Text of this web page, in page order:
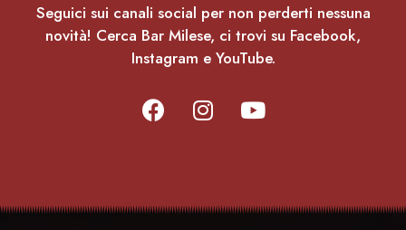
Seguici sui canali social per non perderti nessuna
novità! Cerca Bar Milese, ci trovi su Facebook,
Instagram e YouTube.